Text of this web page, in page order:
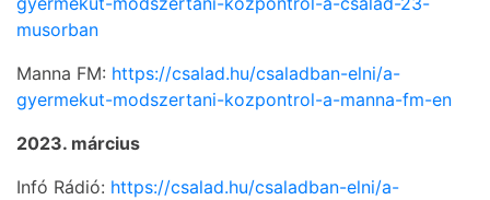
musorban
Manna FM: https://csalad.hu/csaladban-elni/a-
gyermekut-modszertani-kozpontrol-a-manna-fm-en
2023. március
Infó Rádió: https://csalad.hu/csaladban-elni/a-